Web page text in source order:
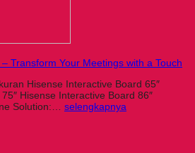
Transform Your Meetings with a Touch
Hisense Interactive Board 65″
Hisense Interactive Board 86″
Solution:… selengkapnya